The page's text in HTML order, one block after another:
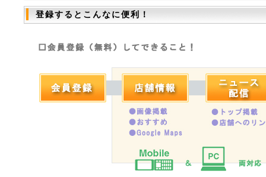
登録するとこんなに便利！